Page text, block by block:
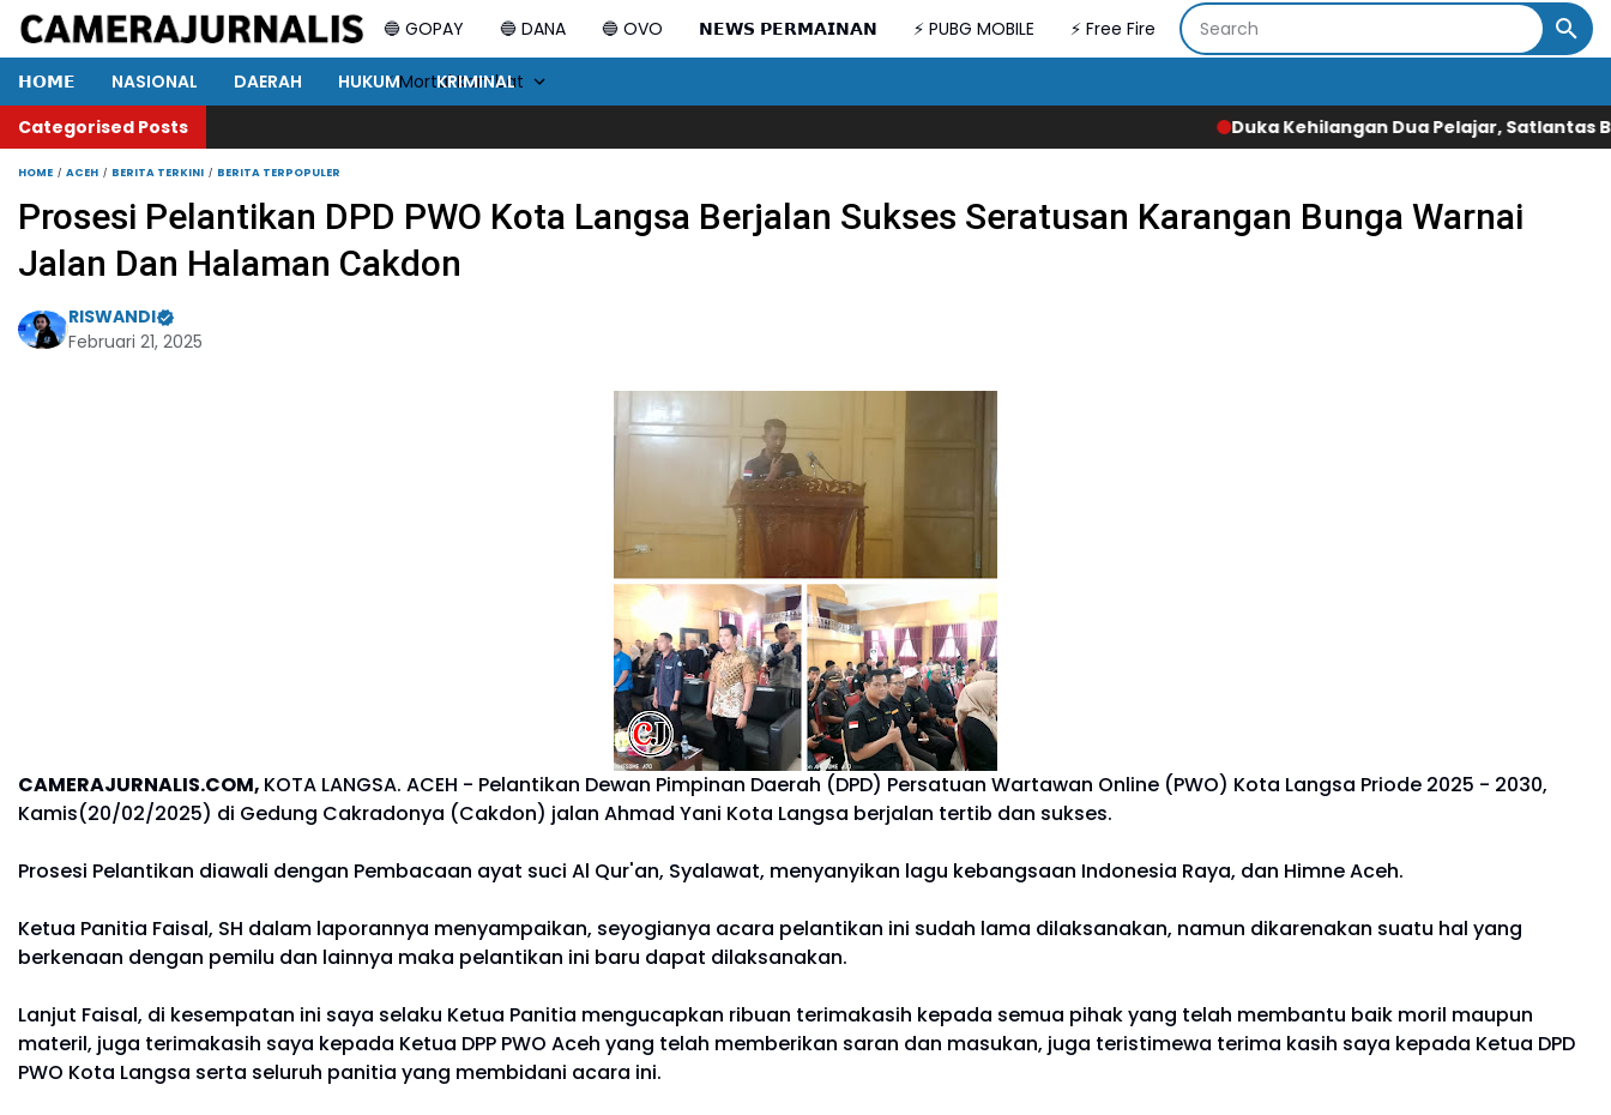
🔵 GOPAY 🔵 DANA 🔵 OVO 𝗡𝗘𝗪𝗦 𝗣𝗘𝗥𝗠𝗔𝗜𝗡𝗔𝗡 ⚡ PUBG MOBILE ⚡ Free Fire
⚡ Mortal Kombat
𝗛𝗢𝗠𝗘 NASIONAL DAERAH HUKUM
KRIMINAL
Categorised Posts
Duka Kehilangan Dua Pelajar, Satlantas Beri Penguatan dan
HOME ACEH BERITA TERKINI BERITA TERPOPULER
Prosesi Pelantikan DPD PWO Kota Langsa Berjalan Sukses Seratusan Karangan Bunga Warnai
Jalan Dan Halaman Cakdon
RISWANDI
Februari 21, 2025
CAMERAJURNALIS.COM, KOTA LANGSA. ACEH - Pelantikan Dewan Pimpinan Daerah (DPD) Persatuan Wartawan Online (PWO) Kota Langsa Priode 2025 - 2030,
Kamis(20/02/2025) di Gedung Cakradonya (Cakdon) jalan Ahmad Yani Kota Langsa berjalan tertib dan sukses.
Prosesi Pelantikan diawali dengan Pembacaan ayat suci Al Qur'an, Syalawat, menyanyikan lagu kebangsaan Indonesia Raya, dan Himne Aceh.
Ketua Panitia Faisal, SH dalam laporannya menyampaikan, seyogianya acara pelantikan ini sudah lama dilaksanakan, namun dikarenakan suatu hal yang
berkenaan dengan pemilu dan lainnya maka pelantikan ini baru dapat dilaksanakan.
Lanjut Faisal, di kesempatan ini saya selaku Ketua Panitia mengucapkan ribuan terimakasih kepada semua pihak yang telah membantu baik moril maupun
materil, juga terimakasih saya kepada Ketua DPP PWO Aceh yang telah memberikan saran dan masukan, juga teristimewa terima kasih saya kepada Ketua DPD
PWO Kota Langsa serta seluruh panitia yang membidani acara ini.